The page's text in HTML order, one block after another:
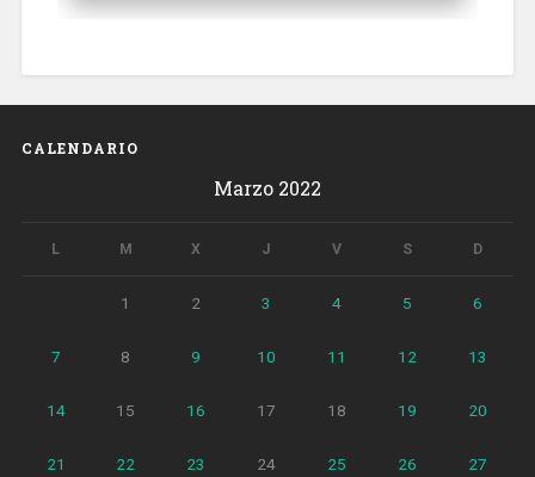
CALENDARIO
Marzo 2022
L M X J V S D
1 2 3 4 5 6
7 8 9 10 11 12 13
14 15 16 17 18 19 20
21 22 23 24 25 26 27